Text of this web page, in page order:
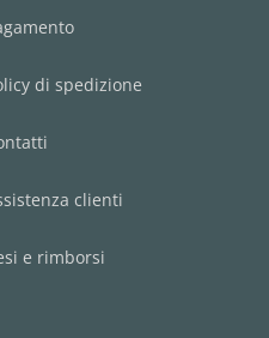
di spedizione
clienti
e rimborsi